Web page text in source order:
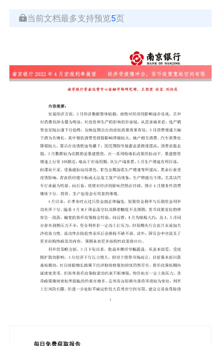
当前文档最多支持预览5页